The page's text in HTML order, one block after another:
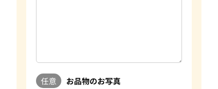
任意 お品物のお写真